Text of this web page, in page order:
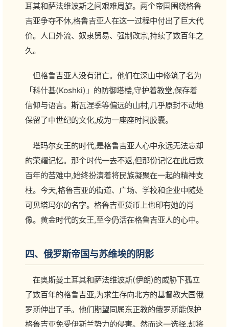
耳其和萨法维波斯之间艰难周旋。两个帝国围绕格鲁
吉亚争夺不休,格鲁吉亚人在这一过程中付出了巨大代
价。人口外流、奴隶贸易、强制改宗,持续了数百年之
久。
但格鲁吉亚人没有消亡。他们在深山中修筑了名为
「科什基(Koshki)」的防御塔楼,守护着教堂,保存着
信仰与语言。斯瓦涅季等偏远的山村,几乎原封不动地
保留了中世纪的文化,成为一座座时间胶囊。
塔玛尔女王的时代,是格鲁吉亚人心中永远无法忘却
的荣耀记忆。那个时代一去不返,但那份记忆在此后数
百年的苦难中,始终扮演着将民族凝聚在一起的精神支
柱。今天,格鲁吉亚的街道、广场、学校和企业中随处
可见塔玛尔的名字。格鲁吉亚货币上也印有她的肖
像。黄金时代的女王,至今仍活在格鲁吉亚人的心中。
四、俄罗斯帝国与苏维埃的阴影
在奥斯曼土耳其和萨法维波斯(伊朗)的威胁下孤立
了数百年的格鲁吉亚,为求生存向北方的基督教大国俄
罗斯伸出了手。他们期望同属东正教的俄罗斯能保护
格鲁吉亚免受伊斯兰势力的侵害。然而这一选择,却将